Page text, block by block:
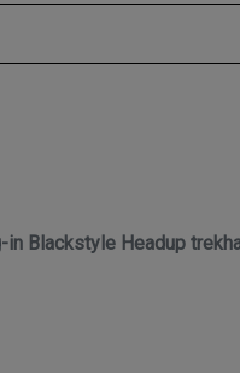
Draadloze
Knie airbag(s)
Blackstyle Headup